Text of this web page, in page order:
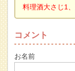
料理酒大さじ1
コメント
お名前